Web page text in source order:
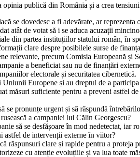
publică din România și a crea
se dovedesc a fi adevărate, ar
atât de votat să i se aduca acuzații
din partea instituțiilor statului român, în
clare despre posibilele surse de
relevante, precum Comisia Europeană
a beneficiat sau nu de finanțări
electorale și securitatea cibernetică.
Uniunii Europene și au dreptul de a
măsuri suficiente pentru a preveni astfel
se pronunțe urgent și să răspundă
a campaniei lui Călin Georgescu?
să se desfășoare în mod nedetectat, iar
de intervenții externe în viitor?
răspunsuri clare și rapide pentru a
cu atenție evoluțiile și va lua toate